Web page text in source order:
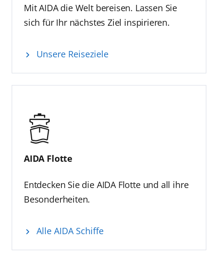
Mit AIDA die Welt bereisen. Lassen Sie
sich für Ihr nächstes Ziel inspirieren.
Unsere Reiseziele
AIDA Flotte
Entdecken Sie die AIDA Flotte und all ihre
Besonderheiten.
Alle AIDA Schiffe